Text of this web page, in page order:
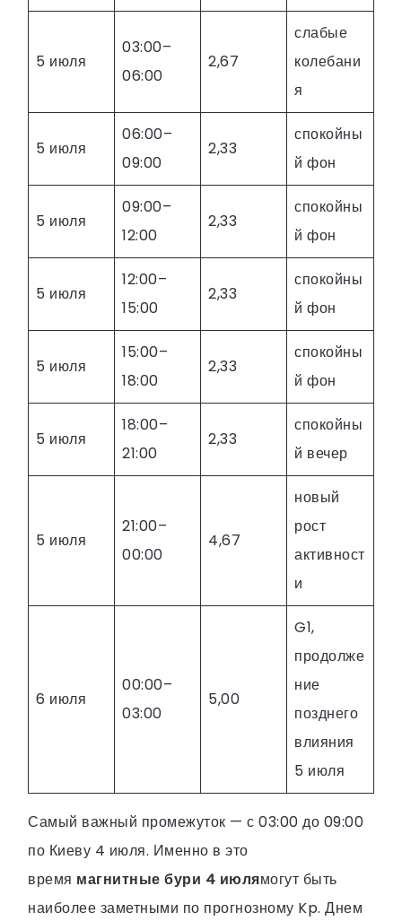
5 июля
03:00–
06:00
2,67
слабые
колебани
я
5 июля
06:00–
09:00
2,33
спокойны
й фон
5 июля
09:00–
12:00
2,33
спокойны
й фон
5 июля
12:00–
15:00
2,33
спокойны
й фон
5 июля
15:00–
18:00
2,33
спокойны
й фон
5 июля
18:00–
21:00
2,33
спокойны
й вечер
5 июля
21:00–
00:00
4,67
новый
рост
активност
и
6 июля
00:00–
03:00
5,00
G1,
продолже
ние
позднего
влияния
5 июля
Самый важный промежуток — с 03:00 до 09:00
по Киеву 4 июля. Именно в это
время магнитные бури 4 июлямогут быть
наиболее заметными по прогнозному Kp. Днем